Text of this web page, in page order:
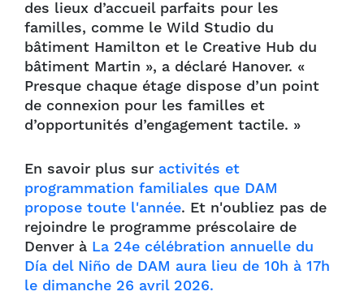
des lieux d’accueil parfaits pour les
familles, comme le Wild Studio du
bâtiment Hamilton et le Creative Hub du
bâtiment Martin », a déclaré Hanover. «
Presque chaque étage dispose d’un point
de connexion pour les familles et
d’opportunités d’engagement tactile. »
En savoir plus sur activités et
programmation familiales que DAM
propose toute l'année. Et n'oubliez pas de
rejoindre le programme préscolaire de
Denver à La 24e célébration annuelle du
Día del Niño de DAM aura lieu de 10h à 17h
le dimanche 26 avril 2026.